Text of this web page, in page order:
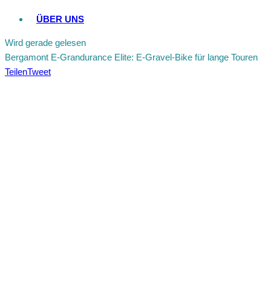
ÜBER UNS
Wird gerade gelesen
Bergamont E-Grandurance Elite: E-Gravel-Bike für lange Touren
TeilenTweet